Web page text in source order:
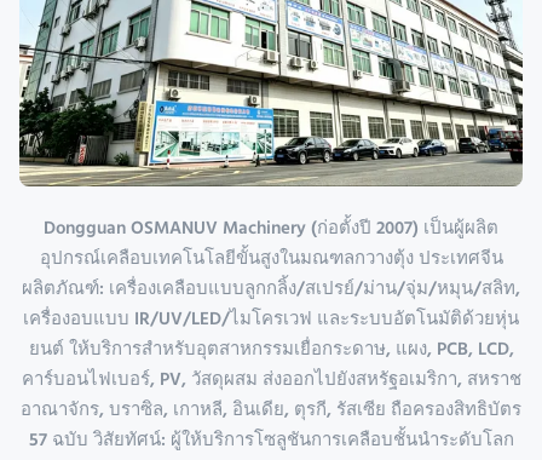
Dongguan OSMANUV Machinery (ก่อตั้งปี 2007) เป็นผู้ผลิต
อุปกรณ์เคลือบเทคโนโลยีขั้นสูงในมณฑลกวางตุ้ง ประเทศจีน
ผลิตภัณฑ์: เครื่องเคลือบแบบลูกกลิ้ง/สเปรย์/ม่าน/จุ่ม/หมุน/สลิท,
เครื่องอบแบบ IR/UV/LED/ไมโครเวฟ และระบบอัตโนมัติด้วยหุ่น
ยนต์ ให้บริการสำหรับอุตสาหกรรมเยื่อกระดาษ, แผง, PCB, LCD,
คาร์บอนไฟเบอร์, PV, วัสดุผสม ส่งออกไปยังสหรัฐอเมริกา, สหราช
อาณาจักร, บราซิล, เกาหลี, อินเดีย, ตุรกี, รัสเซีย ถือครองสิทธิบัตร
57 ฉบับ วิสัยทัศน์: ผู้ให้บริการโซลูชันการเคลือบชั้นนำระดับโลก